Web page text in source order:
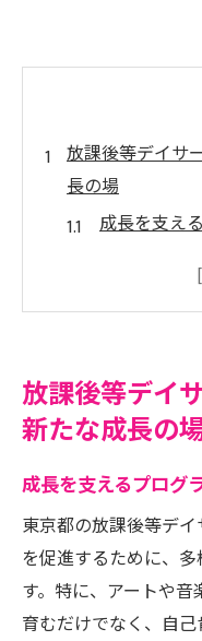
放課後等デイサ
長の場
成長を支え
子どもたち
放課後等デ
値
地域のニー
東京都で広がる
魅力
交流会がも
地域と連携
放課後等デイ
新たな成長の
成長を支えるプログ
東京都の放課後等デ
を促進するために、
す。特に、アートや
育むだけでなく、自己